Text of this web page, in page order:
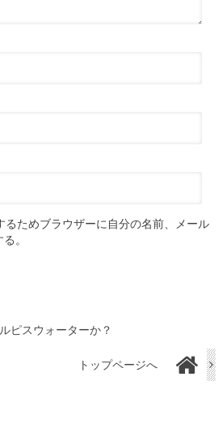
るためブラウザーに自分の名前、メール
。
ピスウォーターか？
トップページへ